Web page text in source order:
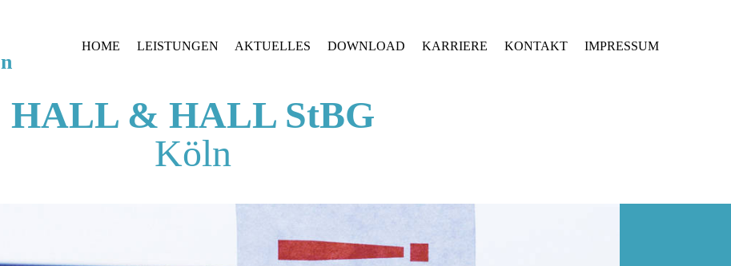
HOME LEISTUNGEN AKTUELLES DOWNLOAD KARRIERE KONTAKT IMPRESSUM
HALL & HALL StBG
Köln